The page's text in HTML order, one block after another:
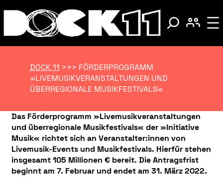
DOCK 11 >>> FÖRDERPROGRAMM
»LIVEMUSIKVERANSTALTUNGEN UND
ÜBERREGIONALE MUSIKFESTIVALS«
Das Förderprogramm »Livemusikveranstaltungen
und überregionale Musikfestivals« der »Initiative
Musik« richtet sich an Veranstalter:innen von
Livemusik-Events und Musikfestivals. Hierfür stehen
insgesamt 105 Millionen € bereit. Die Antragsfrist
beginnt am 7. Februar und endet am 31. März 2022.